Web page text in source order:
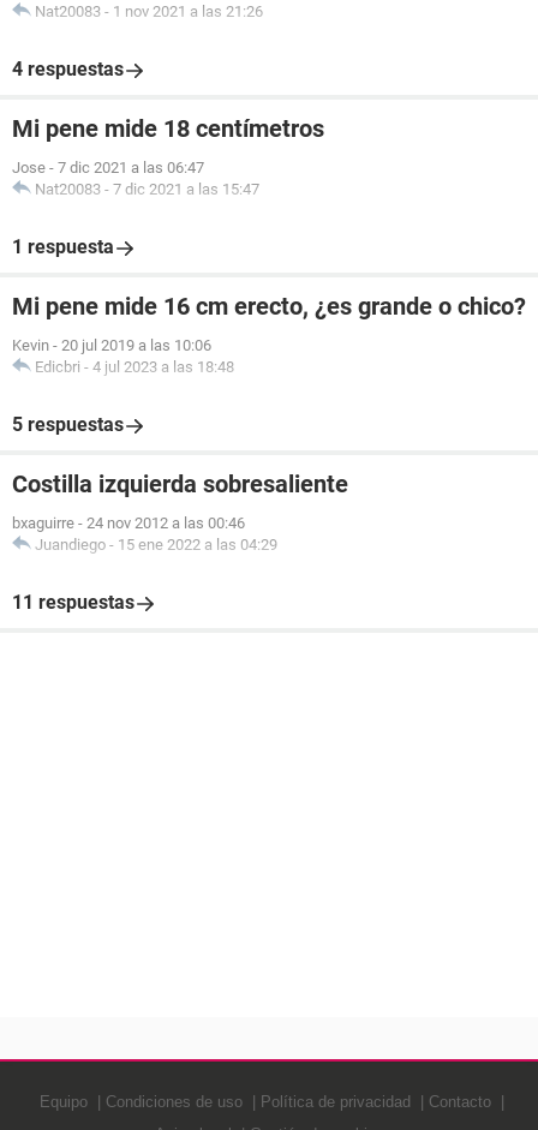
Nat20083 - 1 nov 2021 a las 21:26
4 respuestas
Mi pene mide 18 centímetros
Jose - 7 dic 2021 a las 06:47
Nat20083 - 7 dic 2021 a las 15:47
1 respuesta
Mi pene mide 16 cm erecto, ¿es grande o chico?
Kevin - 20 jul 2019 a las 10:06
Edicbri - 4 jul 2023 a las 18:48
5 respuestas
Costilla izquierda sobresaliente
bxaguirre - 24 nov 2012 a las 00:46
Juandiego - 15 ene 2022 a las 04:29
11 respuestas
Equipo Condiciones de uso Política de privacidad
Contacto